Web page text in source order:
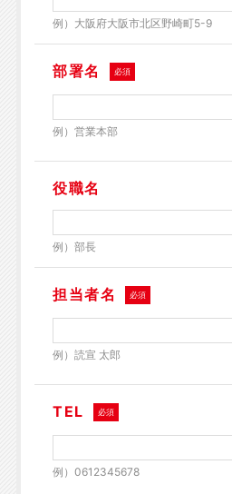
例）大阪府大阪市北区野崎町5-9
部署名 必須
例）営業本部
役職名
例）部長
担当者名 必須
例）読宣 太郎
TEL 必須
例）0612345678